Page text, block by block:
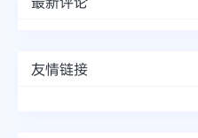
友情链接